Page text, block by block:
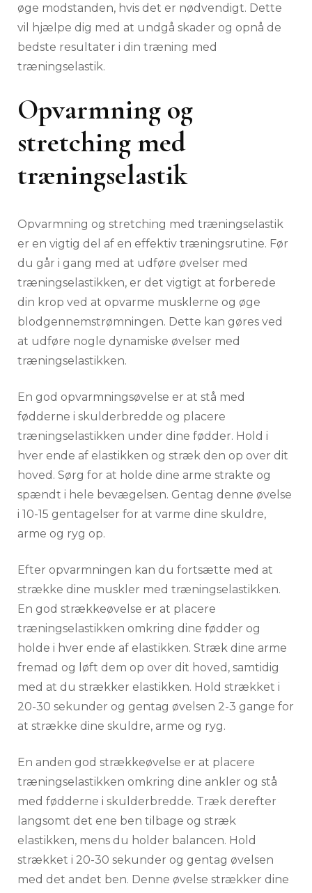
øge modstanden, hvis det er nødvendigt. Dette
vil hjælpe dig med at undgå skader og opnå de
bedste resultater i din træning med
træningselastik.
Opvarmning og
stretching med
træningselastik
Opvarmning og stretching med træningselastik
er en vigtig del af en effektiv træningsrutine. Før
du går i gang med at udføre øvelser med
træningselastikken, er det vigtigt at forberede
din krop ved at opvarme musklerne og øge
blodgennemstrømningen. Dette kan gøres ved
at udføre nogle dynamiske øvelser med
træningselastikken.
En god opvarmningsøvelse er at stå med
fødderne i skulderbredde og placere
træningselastikken under dine fødder. Hold i
hver ende af elastikken og stræk den op over dit
hoved. Sørg for at holde dine arme strakte og
spændt i hele bevægelsen. Gentag denne øvelse
i 10-15 gentagelser for at varme dine skuldre,
arme og ryg op.
Efter opvarmningen kan du fortsætte med at
strække dine muskler med træningselastikken.
En god strækkeøvelse er at placere
træningselastikken omkring dine fødder og
holde i hver ende af elastikken. Stræk dine arme
fremad og løft dem op over dit hoved, samtidig
med at du strækker elastikken. Hold strækket i
20-30 sekunder og gentag øvelsen 2-3 gange for
at strække dine skuldre, arme og ryg.
En anden god strækkeøvelse er at placere
træningselastikken omkring dine ankler og stå
med fødderne i skulderbredde. Træk derefter
langsomt det ene ben tilbage og stræk
elastikken, mens du holder balancen. Hold
strækket i 20-30 sekunder og gentag øvelsen
med det andet ben. Denne øvelse strækker dine